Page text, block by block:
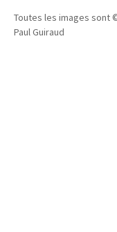
Toutes les images sont
Paul Guiraud